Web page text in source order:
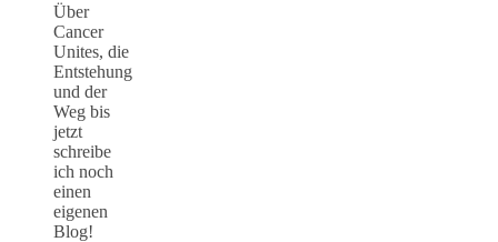
Über
Cancer
Unites, die
Entstehung
und der
Weg bis
jetzt
schreibe
ich noch
einen
eigenen
Blog!